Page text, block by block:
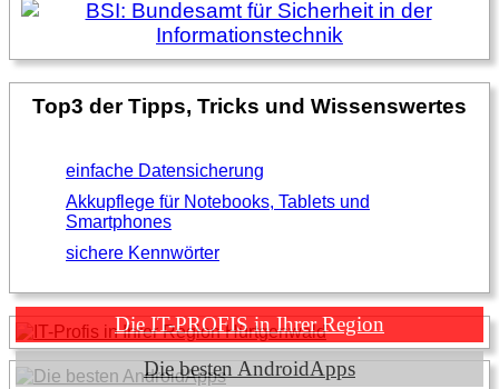
Top3 der Tipps, Tricks und Wissenswertes
einfache Datensicherung
Akkupflege für Notebooks, Tablets und
Smartphones
sichere Kennwörter
Die IT-PROFIS in Ihrer Region
Die besten AndroidApps